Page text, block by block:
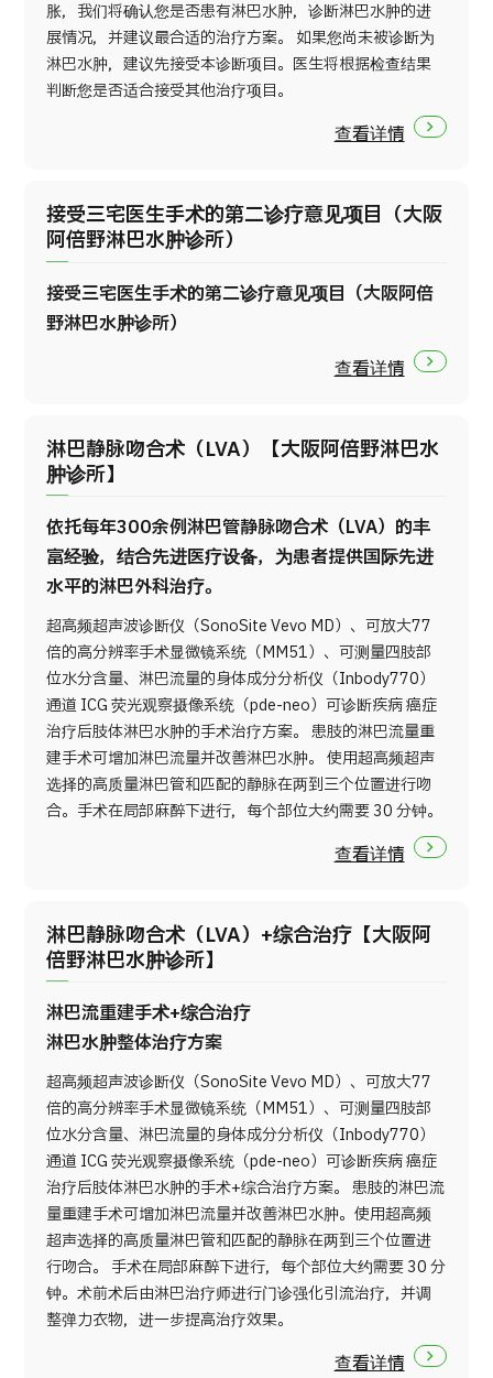
胀，我们将确认您是否患有淋巴水肿，诊断淋巴水肿的进
展情况，并建议最合适的治疗方案。 如果您尚未被诊断为
淋巴水肿，建议先接受本诊断项目。医生将根据检查结果
判断您是否适合接受其他治疗项目。
查看详情
接受三宅医生手术的第二诊疗意见项目（大阪
阿倍野淋巴水肿诊所）
接受三宅医生手术的第二诊疗意见项目（大阪阿倍
野淋巴水肿诊所）
查看详情
淋巴静脉吻合术（LVA）【大阪阿倍野淋巴水
肿诊所】
依托每年300余例淋巴管静脉吻合术（LVA）的丰
富经验，结合先进医疗设备，为患者提供国际先进
水平的淋巴外科治疗。
超高频超声波诊断仪（SonoSite Vevo MD）、可放大77
倍的高分辨率手术显微镜系统（MM51）、可测量四肢部
位水分含量、淋巴流量的身体成分分析仪（Inbody770）
通道 ICG 荧光观察摄像系统（pde-neo）可诊断疾病 癌症
治疗后肢体淋巴水肿的手术治疗方案。 患肢的淋巴流量重
建手术可增加淋巴流量并改善淋巴水肿。 使用超高频超声
选择的高质量淋巴管和匹配的静脉在两到三个位置进行吻
合。手术在局部麻醉下进行，每个部位大约需要 30 分钟。
查看详情
淋巴静脉吻合术（LVA）+综合治疗【大阪阿
倍野淋巴水肿诊所】
淋巴流重建手术+综合治疗
淋巴水肿整体治疗方案
超高频超声波诊断仪（SonoSite Vevo MD）、可放大77
倍的高分辨率手术显微镜系统（MM51）、可测量四肢部
位水分含量、淋巴流量的身体成分分析仪（Inbody770）
通道 ICG 荧光观察摄像系统（pde-neo）可诊断疾病 癌症
治疗后肢体淋巴水肿的手术+综合治疗方案。 患肢的淋巴流
量重建手术可增加淋巴流量并改善淋巴水肿。使用超高频
超声选择的高质量淋巴管和匹配的静脉在两到三个位置进
行吻合。 手术在局部麻醉下进行，每个部位大约需要 30 分
钟。术前术后由淋巴治疗师进行门诊强化引流治疗，并调
整弹力衣物，进一步提高治疗效果。
查看详情